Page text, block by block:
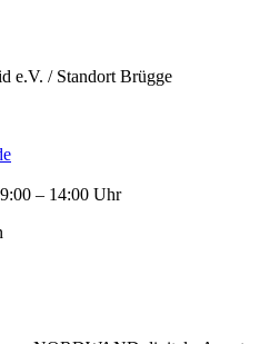
e.V. / Standort Brügge
– 14:00 Uhr